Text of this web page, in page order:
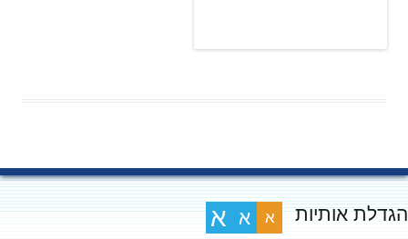
אותיות א א א